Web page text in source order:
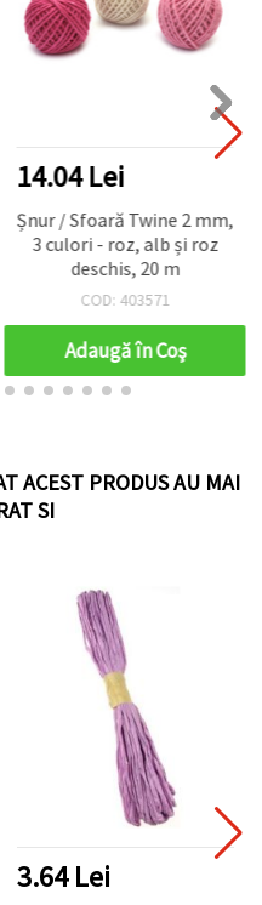
14.04 Lei
Șnur / Sfoară Twine 2 mm,
3 culori - roz, alb și roz
deschis, 20 m
COD: 403571
Adaugă în Coş
ACEST PRODUS AU MAI
SI
3.64 Lei